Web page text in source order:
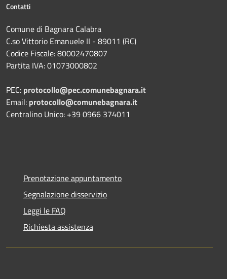
Contatti
Comune di Bagnara Calabra
C.so Vittorio Emanuele II - 89011 (RC)
Codice Fiscale:80002470807
Partita IVA:01073000802
PEC: protocollo@pec.comunebagnara.it
Email: protocollo@comunebagnara.it
Centralino Unico: +39 0966 374011
Prenotazione appuntamento
Segnalazione disservizio
Leggi le FAQ
Richiesta assistenza